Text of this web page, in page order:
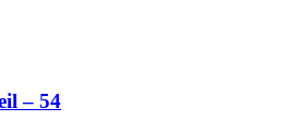
– 54